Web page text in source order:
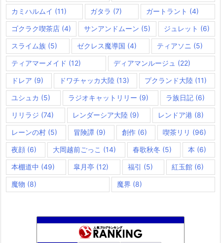
カミハルムイ (11) ガタラ (7) ガートラント (4)
ゴクラク喫茶店 (4) サンアンドムーン (5) ジュレット (6)
スライム族 (5) ゼクレス魔導国 (4) ティアソニ (5)
ティアマーメイド (12) ディアマンルージュ (22)
ドレア (9) ドワチャッカ大陸(13) プクランド大陸 (11)
ユシュカ (5) ラジオキャットリリー (9) ラ族日記 (6)
リリラジ (74) レンダーシア大陸 (9) レンドア港 (8)
レーンの村 (5) 冒険譚(9) 創作(6) 喫茶リリ (96)
夜顔 (6) 大岡越前ごっこ (14) 春歌秋冬 (5) 本 (6)
本棚道中 (49) 皐月亭 (12) 福引 (5) 紅玉館(6)
魔物 (8) 魔界 (8)
rosappiのブログ